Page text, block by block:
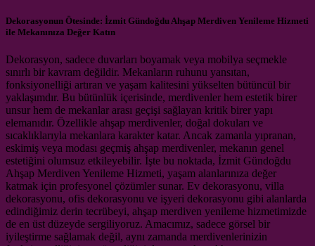
Dekorasyonun Ötesinde: İzmit Gündoğdu Ahşap Merdiven Yenileme Hizmeti
ile Mekanınıza Değer Katın
Dekorasyon, sadece duvarları boyamak veya mobilya seçmekle
sınırlı bir kavram değildir. Mekanların ruhunu yansıtan,
fonksiyonelliği artıran ve yaşam kalitesini yükselten bütüncül bir
yaklaşımdır. Bu bütünlük içerisinde, merdivenler hem estetik birer
unsur hem de mekanlar arası geçişi sağlayan kritik birer yapı
elemanıdır. Özellikle ahşap merdivenler, doğal dokuları ve
sıcaklıklarıyla mekanlara karakter katar. Ancak zamanla yıpranan,
eskimiş veya modası geçmiş ahşap merdivenler, mekanın genel
estetiğini olumsuz etkileyebilir. İşte bu noktada, İzmit Gündoğdu
Ahşap Merdiven Yenileme Hizmeti, yaşam alanlarınıza değer
katmak için profesyonel çözümler sunar. Ev dekorasyonu, villa
dekorasyonu, ofis dekorasyonu ve işyeri dekorasyonu gibi alanlarda
edindiğimiz derin tecrübeyi, ahşap merdiven yenileme hizmetimizde
de en üst düzeyde sergiliyoruz. Amacımız, sadece görsel bir
iyileştirme sağlamak değil, aynı zamanda merdivenlerinizin